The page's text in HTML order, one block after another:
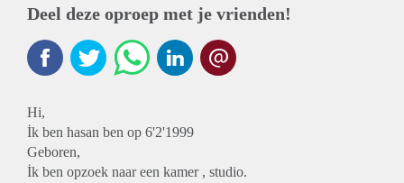
Deel deze oproep met je vrienden!
Hi,
İk ben hasan ben op 6'2'1999
Geboren,
İk ben opzoek naar een kamer , studio.